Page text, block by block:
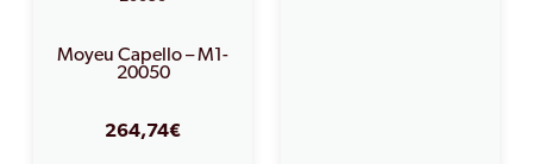
Moyeu Capello – M1-
20050
264,74€